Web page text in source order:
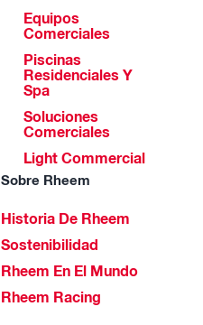
Equipos
Comerciales
Piscinas
Residenciales Y
Spa
Soluciones
Comerciales
Light Commercial
Sobre Rheem
Historia De Rheem
Sostenibilidad
Rheem En El Mundo
Rheem Racing